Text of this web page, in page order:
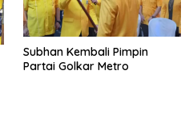
Subhan Kembali Pimpin
Partai Golkar Metro